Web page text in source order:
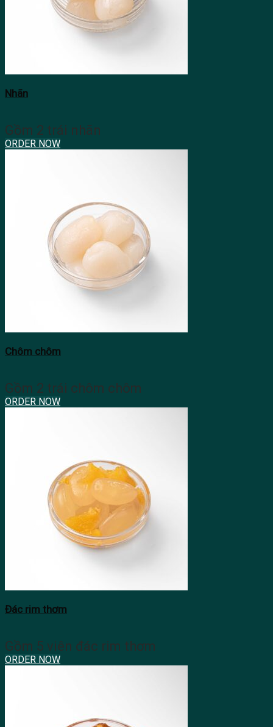
Nhãn
Gồm 2 trái nhãn
ORDER NOW
Chôm chôm
Gồm 2 trái chôm chôm
ORDER NOW
Đác rim thơm
Gồm 5 viên đác rim thơm
ORDER NOW